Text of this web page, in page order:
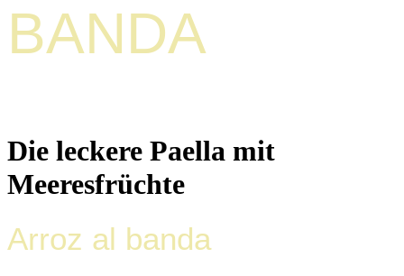
BANDA
Die leckere Paella mit
Meeresfrüchte
Arroz al banda